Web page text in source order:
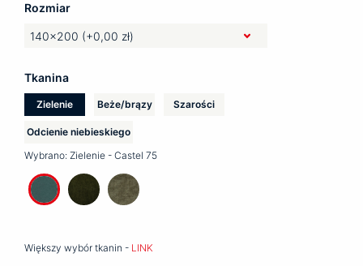
Rozmiar
Tkanina
Zielenie Beże/brązy Szarości
Odcienie niebieskiego
Wybrano: Zielenie - Castel 75
Większy wybór tkanin - LINK